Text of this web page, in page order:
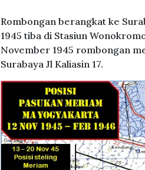
Rombongan berangkat ke
1945 tiba di Stasiun
November 1945 rombongan
Surabaya Jl Kaliasin 17.